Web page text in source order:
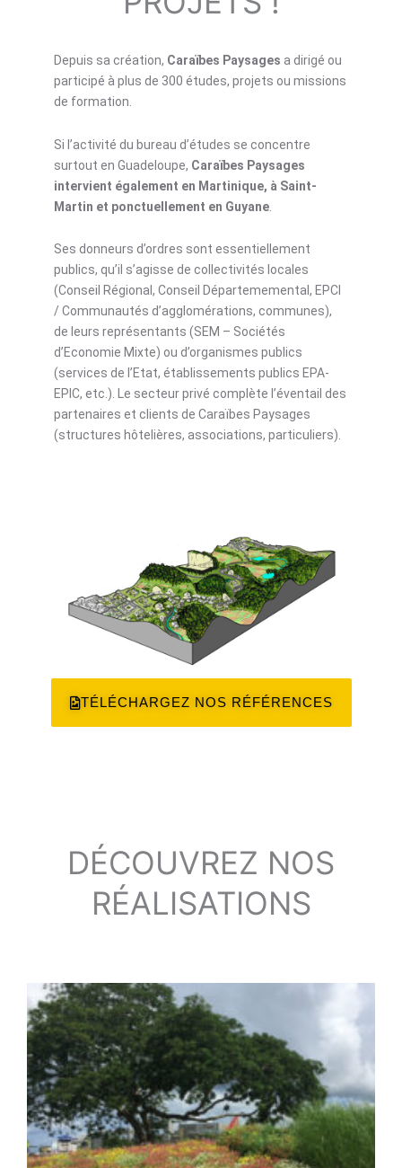
Depuis sa création, Caraïbes Paysages a dirigé ou
participé à plus de 300 études, projets ou missions
de formation.
Si l’activité du bureau d’études se concentre
surtout en Guadeloupe, Caraïbes Paysages
intervient également en Martinique, à Saint-
Martin et ponctuellement en Guyane
Ses donneurs d’ordres sont essentiellement
publics, qu’il s’agisse de collectivités locales
(Conseil Régional, Conseil Départememental, EPCI
/ Communautés d’agglomérations, communes),
de leurs représentants (SEM – Sociétés
d’Economie Mixte) ou d’organismes publics
(services de l’Etat, établissements publics EPA-
EPIC, etc.). Le secteur privé complète l’éventail des
partenaires et clients de Caraïbes Paysages
(structures hôtelières, associations, particuliers).
TÉLÉCHARGEZ NOS RÉFÉRENCES
DÉCOUVREZ NOS
RÉALISATIONS